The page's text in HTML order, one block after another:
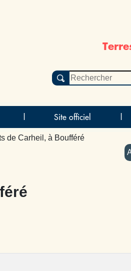
Site officiel
de Carheil, à Boufféré